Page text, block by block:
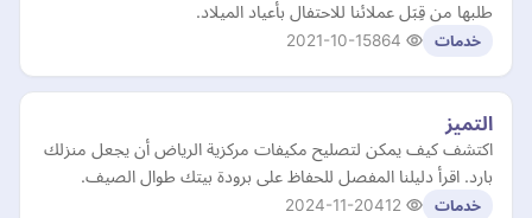
طلبها من قِبَل عملائنا للاحتفال بأعياد الميلاد.
خدمات 2021-10-15
التميز
اكتشف كيف يمكن لتصليح مكيفات مركزية الرياض أن يجعل منزلك
بارد. اقرأ دليلنا المفصل للحفاظ على برودة بيتك طوال الصيف.
خدمات 2024-11-20